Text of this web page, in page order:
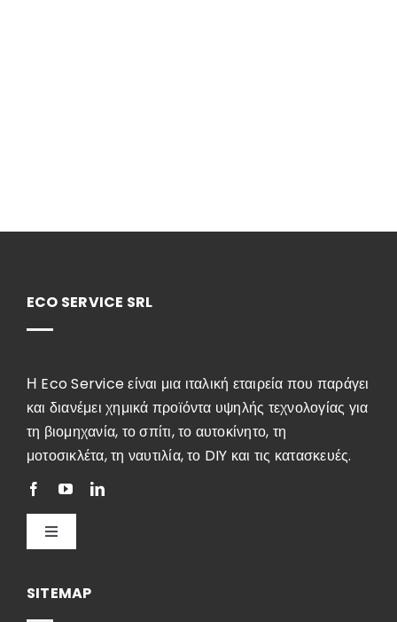
ECO SERVICE SRL
Η Eco Service είναι μια ιταλική εταιρεία που παράγει
και διανέμει χημικά προϊόντα υψηλής τεχνολογίας για
τη βιομηχανία, το σπίτι, το αυτοκίνητο, τη
μοτοσικλέτα, τη ναυτιλία, το DIY και τις κατασκευές.
Toggle
SITEMAP